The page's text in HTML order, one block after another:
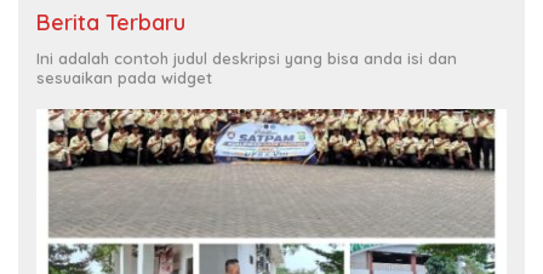
Berita Terbaru
Ini adalah contoh judul deskripsi yang bisa anda isi dan
sesuaikan pada widget